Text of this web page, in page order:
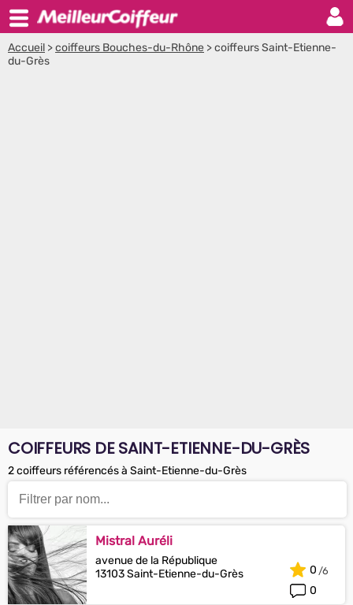
Accueil >coiffeurs Bouches-du-Rhône >coiffeurs Saint-Etienne-
du-Grès
COIFFEURS DE SAINT-ETIENNE-DU-GRÈS
2 coiffeurs référencés à Saint-Etienne-du-Grès
Mistral Auréli
avenue de la République
13103 Saint-Etienne-du-Grès
0
0